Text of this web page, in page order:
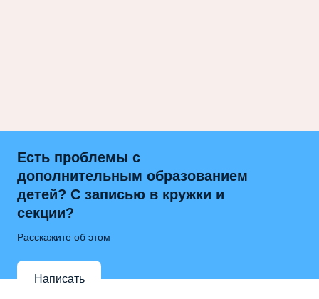
Есть проблемы с
дополнительным образованием
детей? С записью в кружки и
секции?
Расскажите об этом
Написать